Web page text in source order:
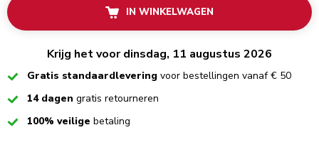
IN WINKELWAGEN
Krijg het voor dinsdag, 11 augustus 2026
CheckedGratis standaardlevering voor bestellingen vanaf € 50
Checked14 dagen gratis retourneren
Checked100% veilige betaling